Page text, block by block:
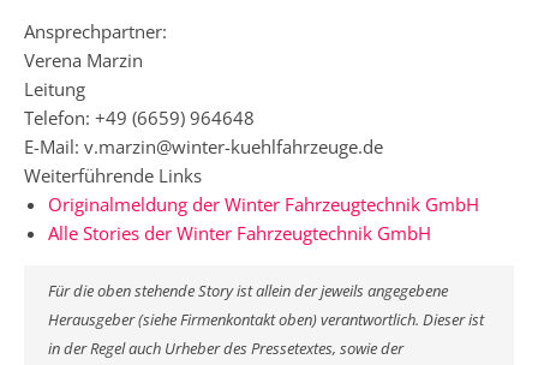
Ansprechpartner:
Verena Marzin
Leitung
Telefon: +49 (6659) 964648
E-Mail: v.marzin@winter-kuehlfahrzeuge.de
Weiterführende Links
Originalmeldung der Winter Fahrzeugtechnik GmbH
Alle Stories der Winter Fahrzeugtechnik GmbH
Für die oben stehende Story ist allein der jeweils angegebene
Herausgeber (siehe Firmenkontakt oben) verantwortlich. Dieser ist
in der Regel auch Urheber des Pressetextes, sowie der